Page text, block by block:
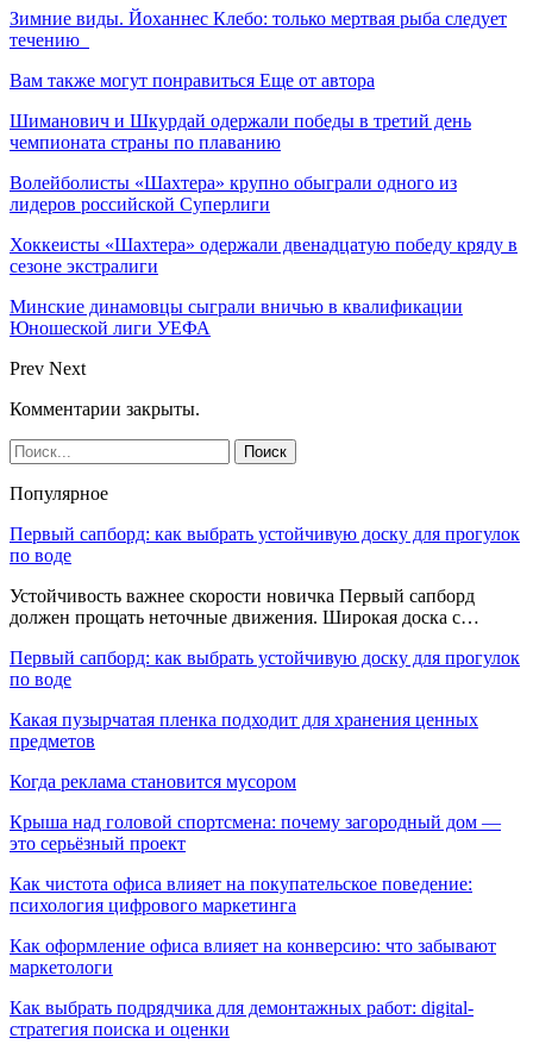
Зимние виды. Йоханнес Клебо: только мертвая рыба следует
течению
Вам также могут понравиться Еще от автора
Шиманович и Шкурдай одержали победы в третий день
чемпионата страны по плаванию
Волейболисты «Шахтера» крупно обыграли одного из
лидеров российской Суперлиги
Хоккеисты «Шахтера» одержали двенадцатую победу кряду в
сезоне экстралиги
Минские динамовцы сыграли вничью в квалификации
Юношеской лиги УЕФА
Prev Next
Комментарии закрыты.
Популярное
Первый сапборд: как выбрать устойчивую доску для прогулок
по воде
Устойчивость важнее скорости новичка Первый сапборд
должен прощать неточные движения. Широкая доска с…
Первый сапборд: как выбрать устойчивую доску для прогулок
по воде
Какая пузырчатая пленка подходит для хранения ценных
предметов
Когда реклама становится мусором
Крыша над головой спортсмена: почему загородный дом —
это серьёзный проект
Как чистота офиса влияет на покупательское поведение:
психология цифрового маркетинга
Как оформление офиса влияет на конверсию: что забывают
маркетологи
Как выбрать подрядчика для демонтажных работ: digital-
стратегия поиска и оценки